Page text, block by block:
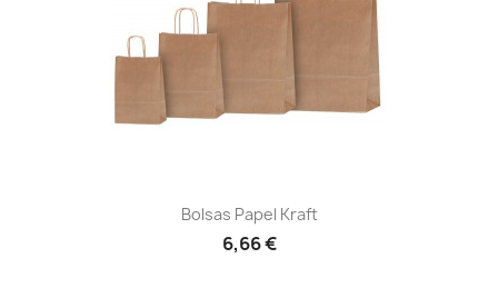
Bolsas Papel Kraft
6,66 €